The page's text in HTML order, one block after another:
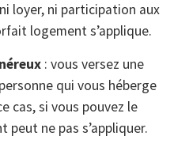
loyer, ni participation aux
logement s’applique.
: vous versez une
qui vous héberge
cas, si vous pouvez le
ne pas s’appliquer.